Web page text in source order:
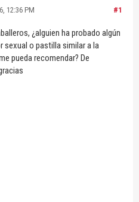
#1
12:36 PM
¿alguien ha probado algún
sexual o pastilla similar a la
pueda recomendar? De